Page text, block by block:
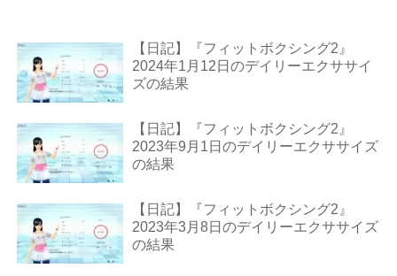
【日記】『フィットボクシング2』
2024年1月12日のデイリーエクササイ
ズの結果
【日記】『フィットボクシング2』
2023年9月1日のデイリーエクササイズ
の結果
【日記】『フィットボクシング2』
2023年3月8日のデイリーエクササイズ
の結果